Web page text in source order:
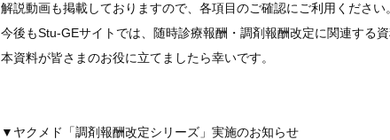
解説動画も掲載しておりますので、各項目のご確認にご利用ください。
今後もStu-GEサイトでは、随時診療報酬・調剤報酬改定に関連する資
本資料が皆さまのお役に立てましたら幸いです。
▼ヤクメド「調剤報酬改定シリーズ」実施のお知らせ